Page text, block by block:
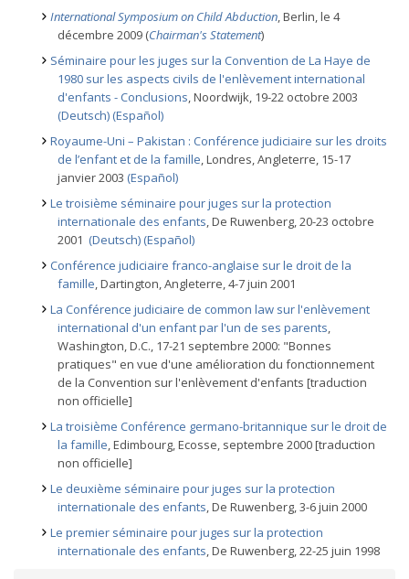
International Symposium on Child Abduction, Berlin, le 4
décembre 2009 (Chairman's Statement)
Séminaire pour les juges sur la Convention de La Haye de
1980 sur les aspects civils de l'enlèvement international
d'enfants - Conclusions, Noordwijk, 19-22 octobre 2003
(Deutsch) (Español)
Royaume-Uni – Pakistan : Conférence judiciaire sur les droits
de l’enfant et de la famille, Londres, Angleterre, 15-17
janvier 2003 (Español)
Le troisième séminaire pour juges sur la protection
internationale des enfants, De Ruwenberg, 20-23 octobre
2001 (Deutsch) (Español)
Conférence judiciaire franco-anglaise sur le droit de la
famille, Dartington, Angleterre, 4-7 juin 2001
La Conférence judiciaire de common law sur l'enlèvement
international d'un enfant par l'un de ses parents,
Washington, D.C., 17-21 septembre 2000: "Bonnes
pratiques" en vue d'une amélioration du fonctionnement
de la Convention sur l'enlèvement d'enfants [traduction
non officielle]
La troisième Conférence germano-britannique sur le droit de
la famille, Edimbourg, Ecosse, septembre 2000 [traduction
non officielle]
Le deuxième séminaire pour juges sur la protection
internationale des enfants, De Ruwenberg, 3-6 juin 2000
Le premier séminaire pour juges sur la protection
internationale des enfants, De Ruwenberg, 22-25 juin 1998